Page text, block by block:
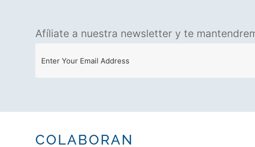
Afíliate a nuestra newsletter y te
COLABORAN